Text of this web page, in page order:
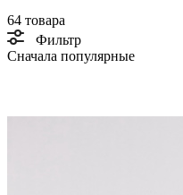
64 товара
Фильтр
Сначала популярные